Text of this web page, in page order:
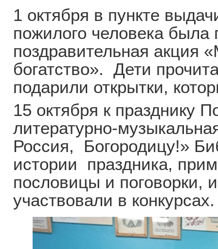
1 октября в пункте
пожилого человека была
поздравительная акция
богатство». Дети
подарили открытки,
15 октября к празднику
литературно-
Россия, Богородицу!»
истории праздника,
пословицы и поговорки,
участвовали в конкурсах.